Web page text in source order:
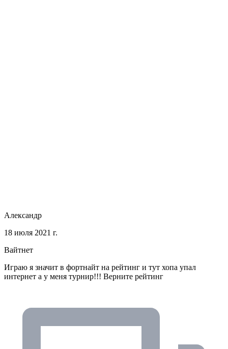
Александр
18 июля 2021 г.
Вайтнет
Играю я значит в фортнайт на рейтинг и тут хопа упал
интернет а у меня турнир!!! Верните рейтинг